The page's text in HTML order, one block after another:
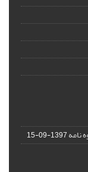
نامه1397-09-15